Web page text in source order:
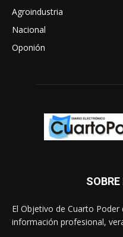
Agroindustria
Nacional
Oponión
El Objetivo de Cuarto
información profesional,